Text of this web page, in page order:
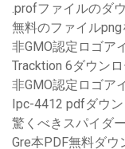
.profファイルのダ
無料のファイル
非GMO認定ロゴア
Tracktion 6ダウン
非GMO認定ロゴア
Ipc-4412 pdfダウ
驚くべきスパイダ
Gre本PDF無料ダウ